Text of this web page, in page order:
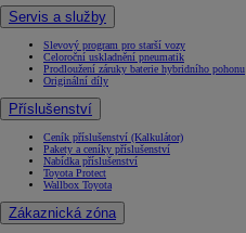
Servis a služby
Slevový program pro starší vozy
Celoroční uskladnění pneumatik
Prodloužení záruky baterie hybridního pohonu
Originální díly
Příslušenství
Ceník příslušenství (Kalkulátor)
Pakety a ceníky příslušenství
Nabídka příslušenství
Toyota Protect
Wallbox Toyota
Zákaznická zóna